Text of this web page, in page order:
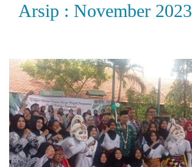
Arsip : November 2023